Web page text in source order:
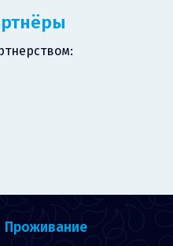
Проживание